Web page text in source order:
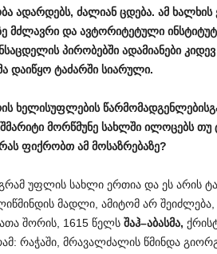
ადარდებს, ძალიან ცდება. ამ ხალხის
მძლავრი და ავტორიტეტული
პირობებში ადამიანები კიდევ
დაიწყო ტაძარში სიარული.
ხელისუფლების
მორწმუნე სახლში ილოცებს თუ
ფიქრობთ ამ მოსაზრებაზე?
უფლის სახლი ერთია და ეს არის
მადლი, ამიტომ არ
შორის, 1615 წელს შაჰ–აბასმა,
რაჭაში, მრავალძალის წმინდა